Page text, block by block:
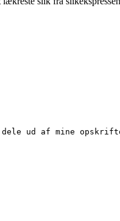
ud af mine